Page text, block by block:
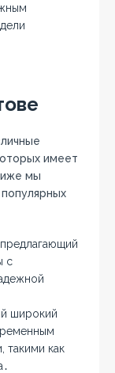
имеет
мы
с
широкий
такими как